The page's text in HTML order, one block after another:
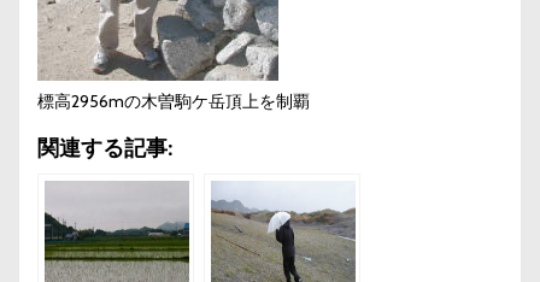
標高2956mの木曽駒ケ岳頂上を制覇
関連する記事: